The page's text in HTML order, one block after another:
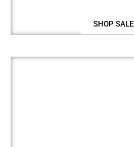
SHOP SALE